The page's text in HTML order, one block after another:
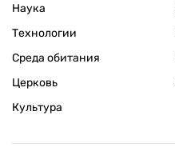
Наука
Технологии
Среда обитания
Церковь
Культура